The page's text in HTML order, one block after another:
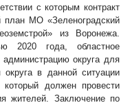
с которым контракт
план МО «Зеленоградский
из Воронежа.
2020 года, областное
администрацию округа для
в данной ситуации
который должен провести
жителей. Заключение по